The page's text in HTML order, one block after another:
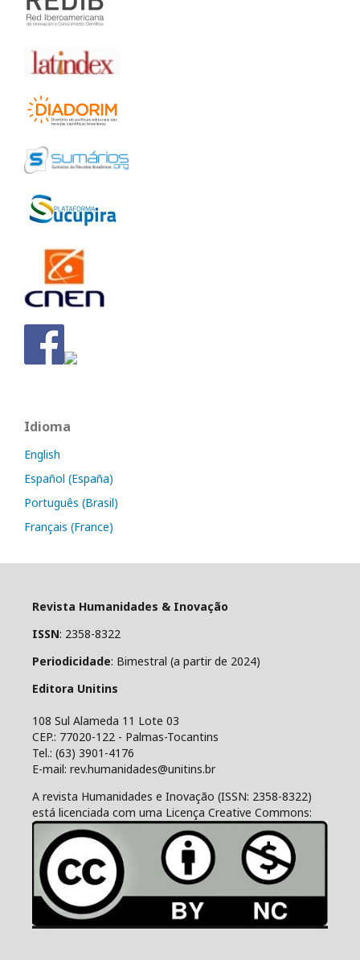
Idioma
English
Español (España)
Português (Brasil)
Français (France)
Revista Humanidades & Inovação
ISSN: 2358-8322
Periodicidade: Bimestral (a partir de 2024)
Editora Unitins
108 Sul Alameda 11 Lote 03
CEP.: 77020-122 - Palmas-Tocantins
Tel.: (63) 3901-4176
E-mail: rev.humanidades@unitins.br
A revista Humanidades e Inovação (ISSN: 2358-8322)
está licenciada com uma Licença Creative Commons: